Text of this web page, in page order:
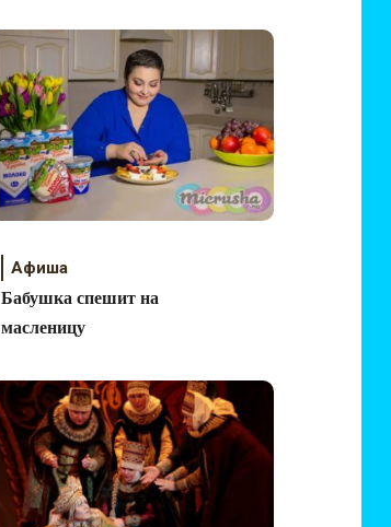
Афиша
Бабушка спешит на
масленицу